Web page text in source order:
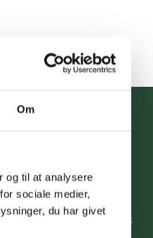
Om
og til at analysere
sociale medier,
du har givet
kr.
kundeservice@uglecare.dk